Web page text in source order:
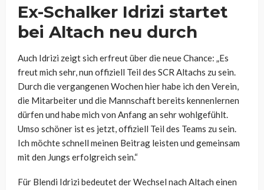
Ex-Schalker Idrizi startet
bei Altach neu durch
Auch Idrizi zeigt sich erfreut über die neue Chance: „Es
freut mich sehr, nun offiziell Teil des SCR Altachs zu sein.
Durch die vergangenen Wochen hier habe ich den Verein,
die Mitarbeiter und die Mannschaft bereits kennenlernen
dürfen und habe mich von Anfang an sehr wohlgefühlt.
Umso schöner ist es jetzt, offiziell Teil des Teams zu sein.
Ich möchte schnell meinen Beitrag leisten und gemeinsam
mit den Jungs erfolgreich sein.“
Für Blendi Idrizi bedeutet der Wechsel nach Altach einen